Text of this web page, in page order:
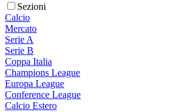
Sezioni
Calcio
Mercato
Serie A
Serie B
Coppa Italia
Champions League
Europa League
Conference League
Calcio Estero